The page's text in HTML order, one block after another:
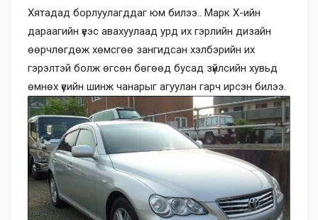
Хятадад борлуулагддаг юм билээ.. Марк Х-ийн
дараагийн үеэс авахуулаад урд их гэрлийн дизайн
өөрчлөгдөж хөмсгөө зангидсан хэлбэрийн их
гэрэлтэй болж өгсөн бөгөөд бусад зүйлсийн хувьд
өмнөх үеийн шинж чанарыг агуулан гарч ирсэн билээ.